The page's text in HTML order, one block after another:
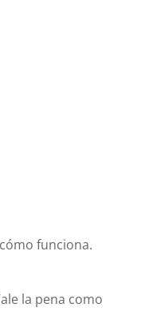
funciona.
la pena como